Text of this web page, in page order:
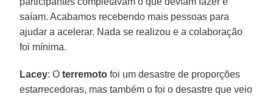
saíam. Acabamos recebendo mais pessoas para
ajudar a acelerar. Nada se realizou e a colaboração
foi mínima.
Lacey: Oterremoto foi um desastre de proporções
estarrecedoras, mas também o foi o desastre que veio